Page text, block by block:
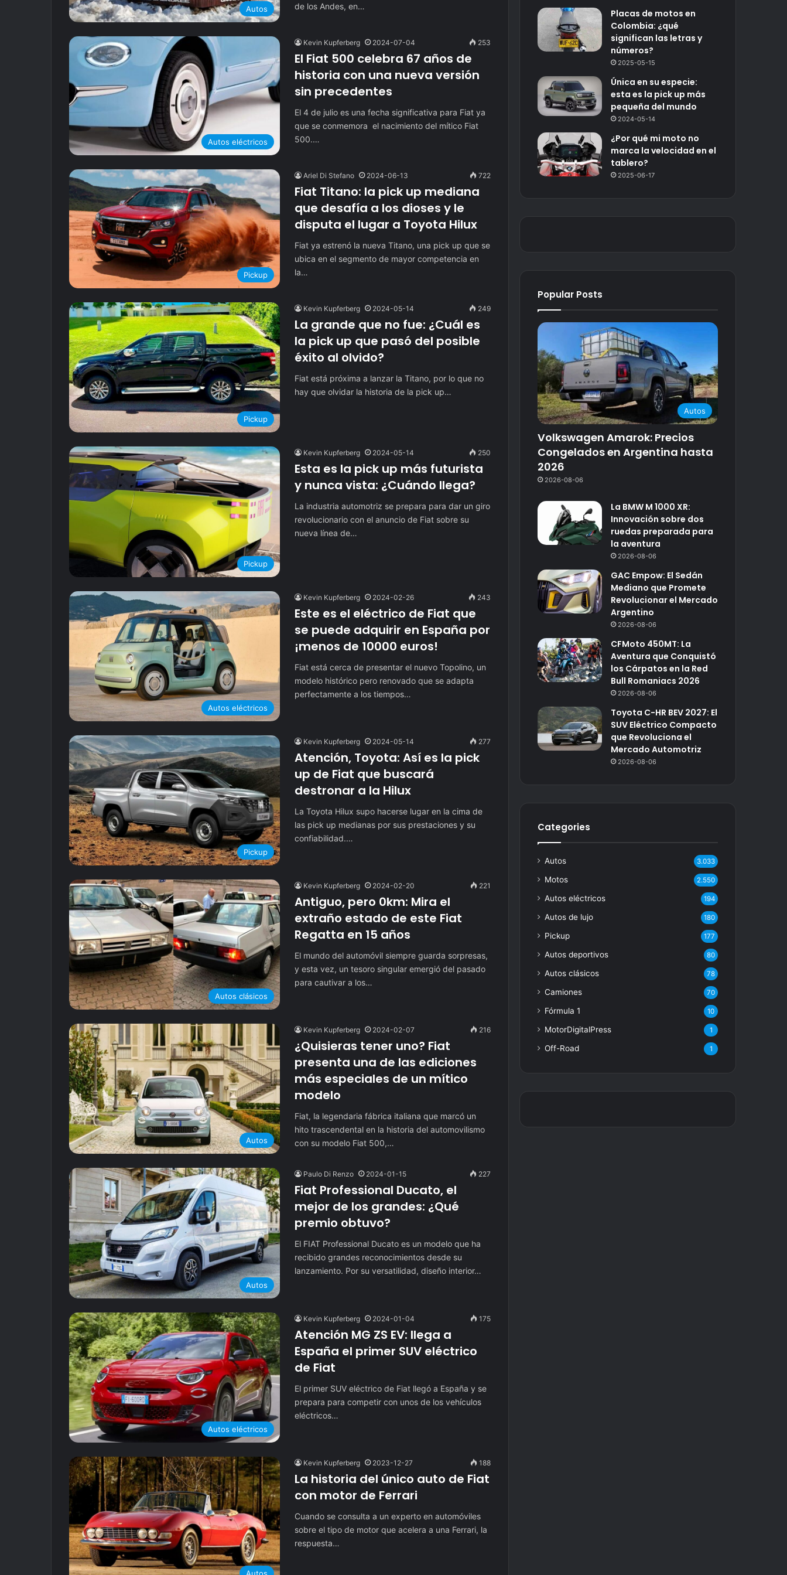
Autos de los Andes, en…
Autos eléctricos
Kevin Kupferberg 2024-07-04 253
El Fiat 500 celebra 67 años de
historia con una nueva versión
sin precedentes
El 4 de julio es una fecha significativa para Fiat ya
que se conmemora el nacimiento del mítico Fiat
500.…
Pickup
Ariel Di Stefano 2024-06-13 722
Fiat Titano: la pick up mediana
que desafía a los dioses y le
disputa el lugar a Toyota Hilux
Fiat ya estrenó la nueva Titano, una pick up que se
ubica en el segmento de mayor competencia en
la…
Pickup
Kevin Kupferberg 2024-05-14 249
La grande que no fue: ¿Cuál es
la pick up que pasó del posible
éxito al olvido?
Fiat está próxima a lanzar la Titano, por lo que no
hay que olvidar la historia de la pick up…
Pickup
Kevin Kupferberg 2024-05-14 250
Esta es la pick up más futurista
y nunca vista: ¿Cuándo llega?
La industria automotriz se prepara para dar un giro
revolucionario con el anuncio de Fiat sobre su
nueva línea de…
Autos eléctricos
Kevin Kupferberg 2024-02-26 243
Este es el eléctrico de Fiat que
se puede adquirir en España por
¡menos de 10000 euros!
Fiat está cerca de presentar el nuevo Topolino, un
modelo histórico pero renovado que se adapta
perfectamente a los tiempos…
Pickup
Kevin Kupferberg 2024-05-14 277
Atención, Toyota: Así es la pick
up de Fiat que buscará
destronar a la Hilux
La Toyota Hilux supo hacerse lugar en la cima de
las pick up medianas por sus prestaciones y su
confiabilidad.…
Autos clásicos
Kevin Kupferberg 2024-02-20 221
Antiguo, pero 0km: Mira el
extraño estado de este Fiat
Regatta en 15 años
El mundo del automóvil siempre guarda sorpresas,
y esta vez, un tesoro singular emergió del pasado
para cautivar a los…
Autos
Kevin Kupferberg 2024-02-07 216
¿Quisieras tener uno? Fiat
presenta una de las ediciones
más especiales de un mítico
modelo
Fiat, la legendaria fábrica italiana que marcó un
hito trascendental en la historia del automovilismo
con su modelo Fiat 500,…
Autos
Paulo Di Renzo 2024-01-15 227
Fiat Professional Ducato, el
mejor de los grandes: ¿Qué
premio obtuvo?
El FIAT Professional Ducato es un modelo que ha
recibido grandes reconocimientos desde su
lanzamiento. Por su versatilidad, diseño interior…
Autos eléctricos
Kevin Kupferberg 2024-01-04 175
Atención MG ZS EV: llega a
España el primer SUV eléctrico
de Fiat
El primer SUV eléctrico de Fiat llegó a España y se
prepara para competir con unos de los vehículos
eléctricos…
Kevin Kupferberg 2023-12-27 188
La historia del único auto de Fiat
con motor de Ferrari
Cuando se consulta a un experto en automóviles
sobre el tipo de motor que acelera a una Ferrari, la
respuesta…
Placas de motos en
Colombia: ¿qué
significan las letras y
números?
2025-05-15
Única en su especie:
esta es la pick up más
pequeña del mundo
2024-05-14
¿Por qué mi moto no
marca la velocidad en el
tablero?
2025-06-17
Popular Posts
Autos
Volkswagen Amarok: Precios
Congelados en Argentina hasta
2026
2026-08-06
La BMW M 1000 XR:
Innovación sobre dos
ruedas preparada para
la aventura
2026-08-06
GAC Empow: El Sedán
Mediano que Promete
Revolucionar el Mercado
Argentino
2026-08-06
CFMoto 450MT: La
Aventura que Conquistó
los Cárpatos en la Red
Bull Romaniacs 2026
2026-08-06
Toyota C-HR BEV 2027: El
SUV Eléctrico Compacto
que Revoluciona el
Mercado Automotriz
2026-08-06
Categories
Autos 3.033
Motos 2.550
Autos eléctricos 194
Autos de lujo 180
Pickup 177
Autos deportivos 80
Autos clásicos 78
Camiones 70
Fórmula 1 10
MotorDigitalPress 1
Off-Road 1